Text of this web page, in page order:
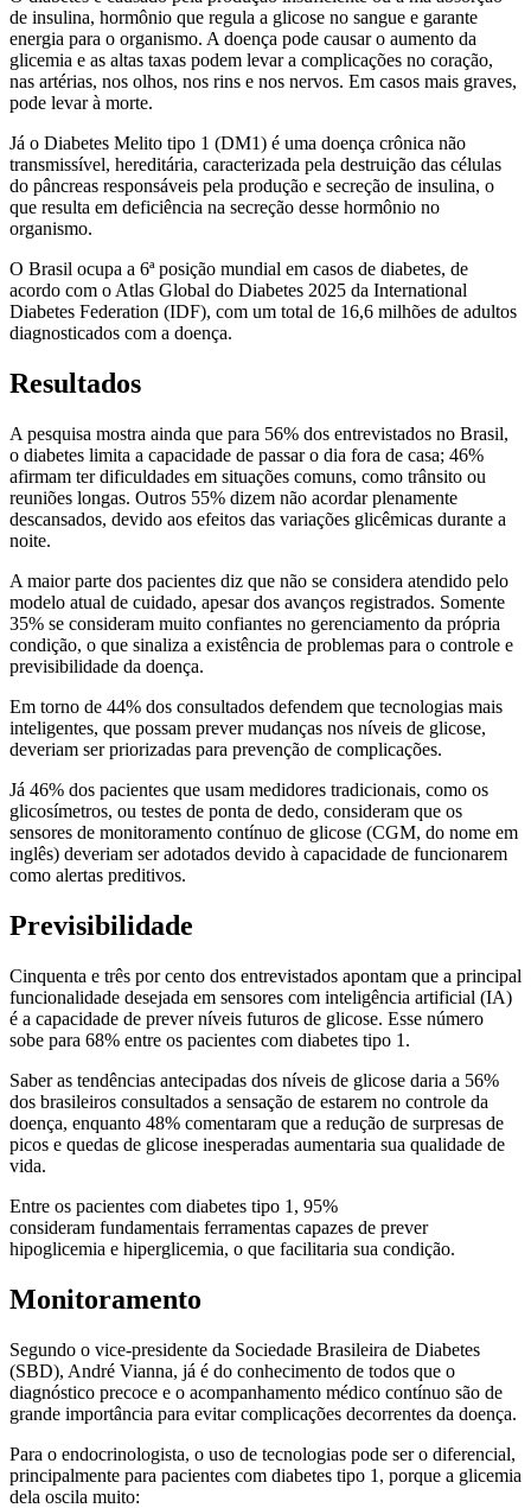
de insulina, hormônio que regula a glicose no sangue e garante
energia para o organismo. A doença pode causar o aumento da
glicemia e as altas taxas podem levar a complicações no coração,
nas artérias, nos olhos, nos rins e nos nervos. Em casos mais graves,
pode levar à morte.
Já o Diabetes Melito tipo 1 (DM1) é uma doença crônica não
transmissível, hereditária, caracterizada pela destruição das células
do pâncreas responsáveis pela produção e secreção de insulina, o
que resulta em deficiência na secreção desse hormônio no
organismo.
O Brasil ocupa a 6ª posição mundial em casos de diabetes, de
acordo com o Atlas Global do Diabetes 2025 da International
Diabetes Federation (IDF), com um total de 16,6 milhões de adultos
diagnosticados com a doença.
Resultados
A pesquisa mostra ainda que para 56% dos entrevistados no Brasil,
o diabetes limita a capacidade de passar o dia fora de casa; 46%
afirmam ter dificuldades em situações comuns, como trânsito ou
reuniões longas. Outros 55% dizem não acordar plenamente
descansados, devido aos efeitos das variações glicêmicas durante a
noite.
A maior parte dos pacientes diz que não se considera atendido pelo
modelo atual de cuidado, apesar dos avanços registrados. Somente
35% se consideram muito confiantes no gerenciamento da própria
condição, o que sinaliza a existência de problemas para o controle e
previsibilidade da doença.
Em torno de 44% dos consultados defendem que tecnologias mais
inteligentes, que possam prever mudanças nos níveis de glicose,
deveriam ser priorizadas para prevenção de complicações.
Já 46% dos pacientes que usam medidores tradicionais, como os
glicosímetros, ou testes de ponta de dedo, consideram que os
sensores de monitoramento contínuo de glicose (CGM, do nome em
inglês) deveriam ser adotados devido à capacidade de funcionarem
como alertas preditivos.
Previsibilidade
Cinquenta e três por cento dos entrevistados apontam que a principal
funcionalidade desejada em sensores com inteligência artificial (IA)
é a capacidade de prever níveis futuros de glicose. Esse número
sobe para 68% entre os pacientes com diabetes tipo 1.
Saber as tendências antecipadas dos níveis de glicose daria a 56%
dos brasileiros consultados a sensação de estarem no controle da
doença, enquanto 48% comentaram que a redução de surpresas de
picos e quedas de glicose inesperadas aumentaria sua qualidade de
vida.
Entre os pacientes com diabetes tipo 1, 95%
consideram fundamentais ferramentas capazes de prever
hipoglicemia e hiperglicemia, o que facilitaria sua condição.
Monitoramento
Segundo o vice-presidente da Sociedade Brasileira de Diabetes
(SBD), André Vianna, já é do conhecimento de todos que o
diagnóstico precoce e o acompanhamento médico contínuo são de
grande importância para evitar complicações decorrentes da doença.
Para o endocrinologista, o uso de tecnologias pode ser o diferencial,
principalmente para pacientes com diabetes tipo 1, porque a glicemia
dela oscila muito: